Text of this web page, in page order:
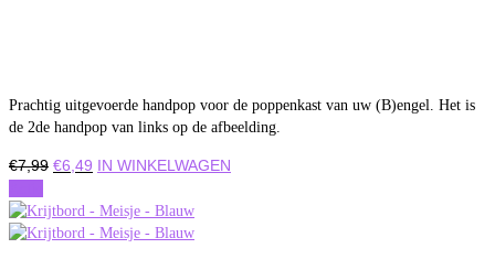
Prachtig uitgevoerde handpop voor de poppenkast van uw (B)engel. Het is
de 2de handpop van links op de afbeelding.
€7,99 Oorspronkelijke
was:
€7,99.
€6,49 Huidige
is:
€6,49.
IN WINKELWAGEN